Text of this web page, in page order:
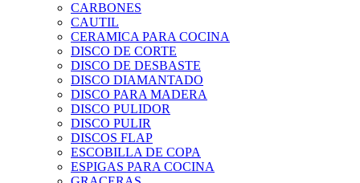
CARBONES
CAUTIL
CERAMICA PARA COCINA
DISCO DE CORTE
DISCO DE DESBASTE
DISCO DIAMANTADO
DISCO PARA MADERA
DISCO PULIDOR
DISCO PULIR
DISCOS FLAP
ESCOBILLA DE COPA
ESPIGAS PARA COCINA